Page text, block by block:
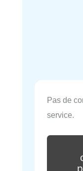
Pas de
service.